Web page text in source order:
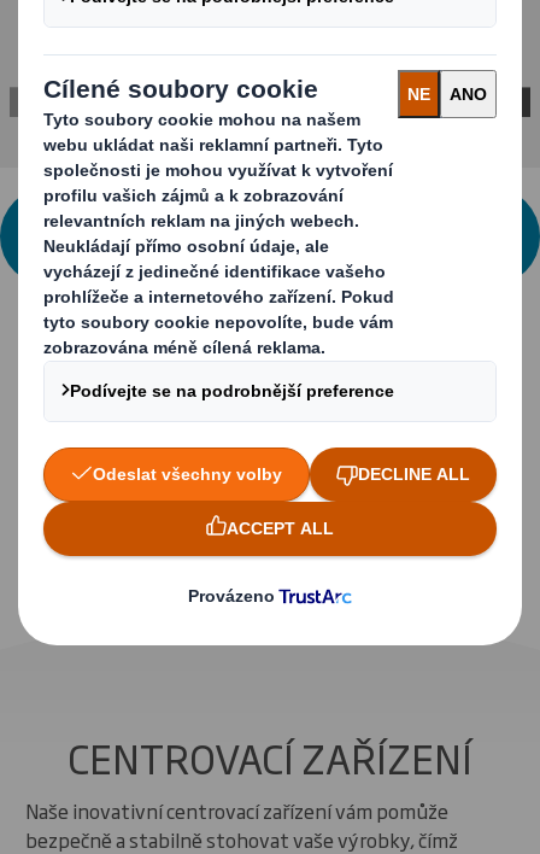
MÁTE ZÁJEM? NEVÁHEJTE NÁS
KONTAKTOVAT
Inovace
Centrovací zařízení – Dokonalé stohování
a nižší náklady při každé přepravě
CENTROVACÍ ZAŘÍZENÍ
Naše inovativní centrovací zařízení vám pomůže
bezpečně a stabilně stohovat vaše výrobky, čímž